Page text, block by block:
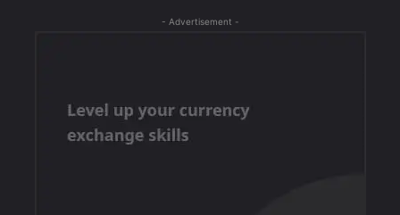
- Advertisement -